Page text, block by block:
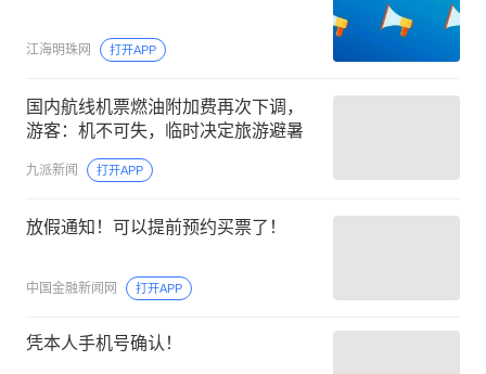
江海明珠网 打开APP
国内航线机票燃油附加费再次下调，
游客：机不可失，临时决定旅游避暑
九派新闻 打开APP
放假通知！可以提前预约买票了！
中国金融新闻网 打开APP
凭本人手机号确认！